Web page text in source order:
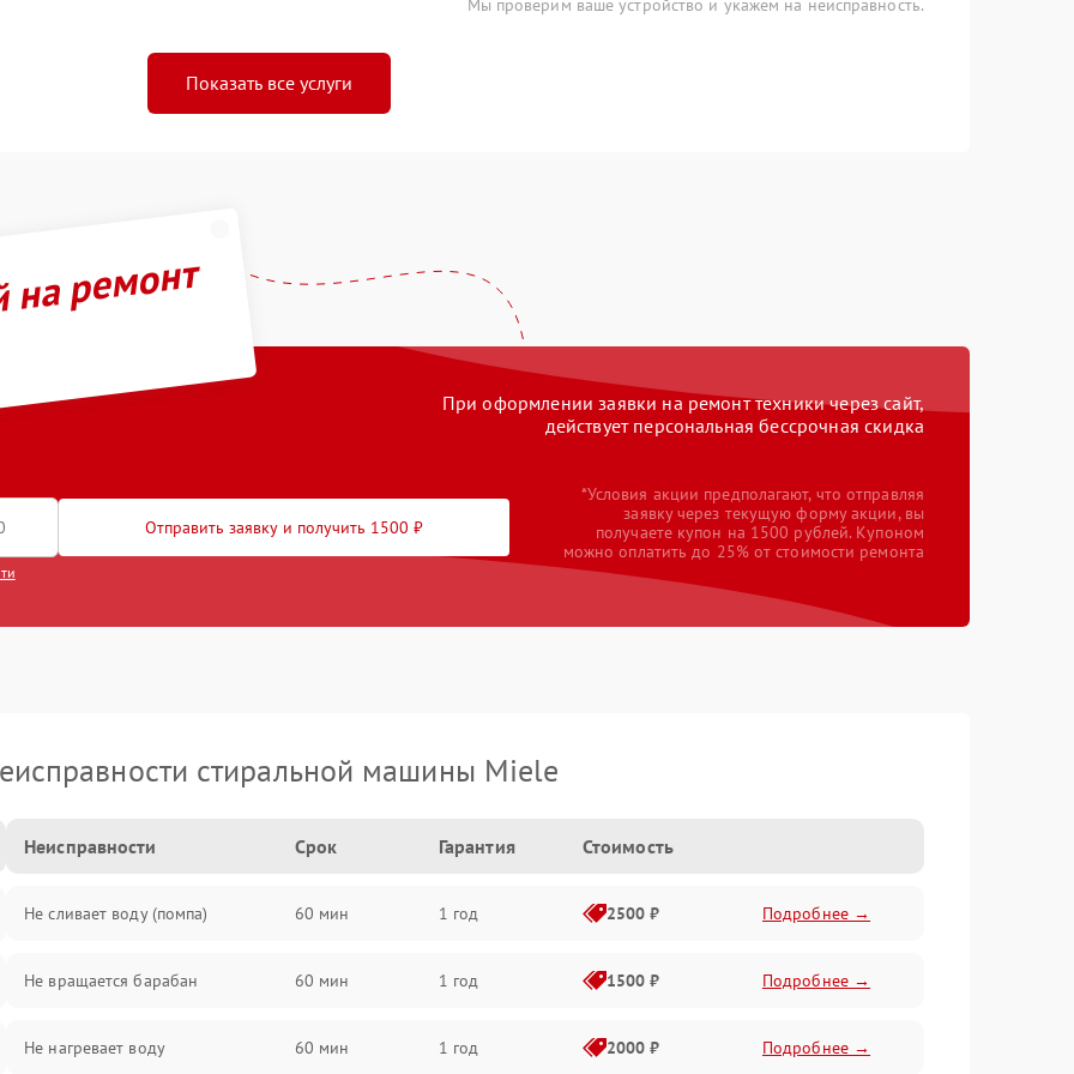
Мы проверим ваше устройство и укажем на неисправность.
Показать все услуги
ремонт
При оформлении заявки на ремонт техники через сайт,
действует персональная бессрочная скидка
Отправить заявку и получить 1500 ₽
*Условия акции предполагают, что отправляя
заявку через текущую форму акции, вы
получаете купон на 1500 рублей. Купоном
можно оплатить до 25% от стоимости ремонта
стиральной машины Miele
Неисправности Срок Гарантия Стоимость
Не сливает воду (помпа) 60 мин 1 год 2500 ₽ Подробнее →
Не вращается барабан 60 мин 1 год 1500 ₽ Подробнее →
Не нагревает воду 60 мин 1 год 2000 ₽ Подробнее →